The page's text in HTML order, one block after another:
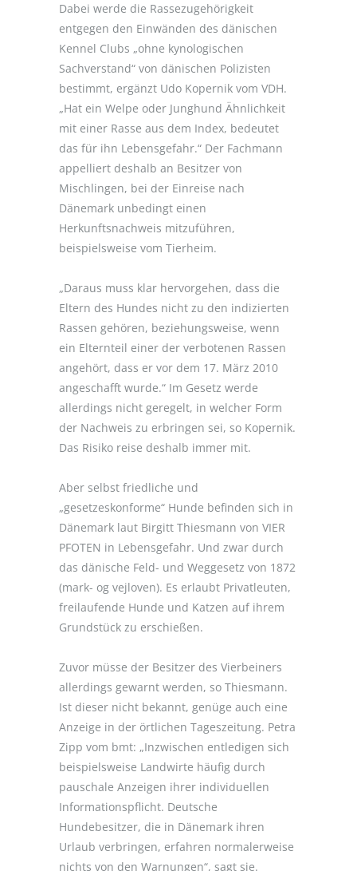
Dabei werde die Rassezugehörigkeit
entgegen den Einwänden des dänischen
Kennel Clubs „ohne kynologischen
Sachverstand“ von dänischen Polizisten
bestimmt, ergänzt Udo Kopernik vom VDH.
„Hat ein Welpe oder Junghund Ähnlichkeit
mit einer Rasse aus dem Index, bedeutet
das für ihn Lebensgefahr.“ Der Fachmann
appelliert deshalb an Besitzer von
Mischlingen, bei der Einreise nach
Dänemark unbedingt einen
Herkunftsnachweis mitzuführen,
beispielsweise vom Tierheim.
„Daraus muss klar hervorgehen, dass die
Eltern des Hundes nicht zu den indizierten
Rassen gehören, beziehungsweise, wenn
ein Elternteil einer der verbotenen Rassen
angehört, dass er vor dem 17. März 2010
angeschafft wurde.“ Im Gesetz werde
allerdings nicht geregelt, in welcher Form
der Nachweis zu erbringen sei, so Kopernik.
Das Risiko reise deshalb immer mit.
Aber selbst friedliche und
„gesetzeskonforme“ Hunde befinden sich in
Dänemark laut Birgitt Thiesmann von VIER
PFOTEN in Lebensgefahr. Und zwar durch
das dänische Feld- und Weggesetz von 1872
(mark- og vejloven). Es erlaubt Privatleuten,
freilaufende Hunde und Katzen auf ihrem
Grundstück zu erschießen.
Zuvor müsse der Besitzer des Vierbeiners
allerdings gewarnt werden, so Thiesmann.
Ist dieser nicht bekannt, genüge auch eine
Anzeige in der örtlichen Tageszeitung. Petra
Zipp vom bmt: „Inzwischen entledigen sich
beispielsweise Landwirte häufig durch
pauschale Anzeigen ihrer individuellen
Informationspflicht. Deutsche
Hundebesitzer, die in Dänemark ihren
Urlaub verbringen, erfahren normalerweise
nichts von den Warnungen“, sagt sie.